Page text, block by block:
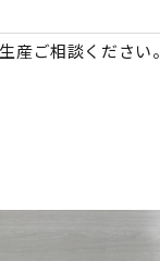
ご相談ください。